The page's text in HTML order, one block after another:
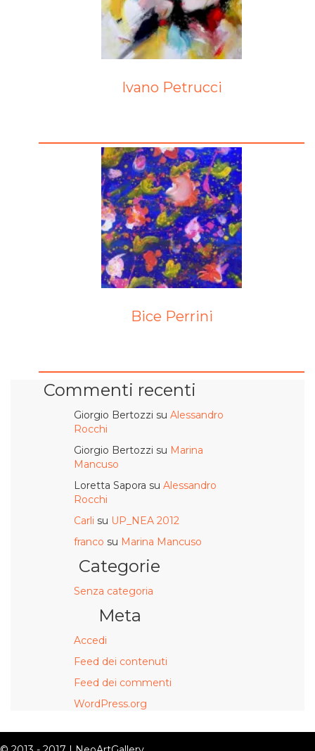
Ivano Petrucci
Bice Perrini
Commenti recenti
Giorgio Bertozzi su Alessandro
Rocchi
Giorgio Bertozzi su Marina
Mancuso
Loretta Sapora su Alessandro
Rocchi
Carli su UP_NEA 2012
franco su Marina Mancuso
Categorie
Senza categoria
Meta
Accedi
Feed dei contenuti
Feed dei commenti
WordPress.org